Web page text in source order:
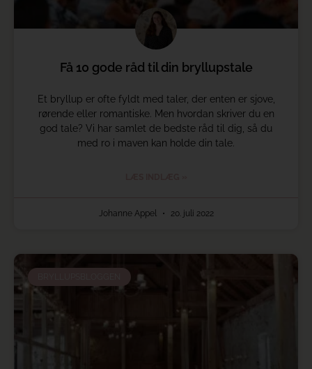
Få 10 gode råd til din bryllupstale
Et bryllup er ofte fyldt med taler, der enten er sjove,
rørende eller romantiske. Men hvordan skriver du en
god tale? Vi har samlet de bedste råd til dig, så du
med ro i maven kan holde din tale.
Johanne Appel 20. juli 2022